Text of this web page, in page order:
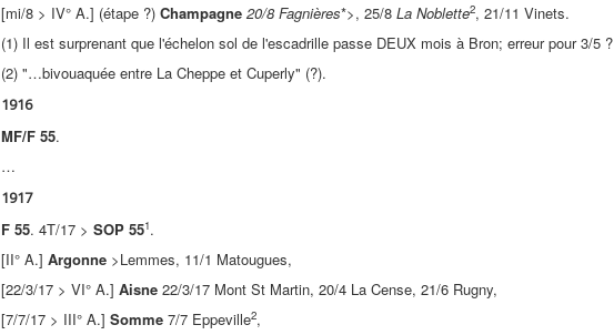
[mi/8 > IV° A.] (étape ?) Champagne 20/8 Fagnières*>, 25/8 La Noblette2, 21/11 Vinets.
(1) Il est surprenant que l'échelon sol de l'escadrille passe DEUX mois à Bron; erreur pour 3/5 ?
(2) "…bivouaquée entre La Cheppe et Cuperly" (?).
1916
MF/F 55.
…
1917
F 55. 4T/17 > SOP 551.
[II° A.] Argonne >Lemmes, 11/1 Matougues,
[22/3/17 > VI° A.] Aisne 22/3/17 Mont St Martin, 20/4 La Cense, 21/6 Rugny,
[7/7/17 > III° A.] Somme 7/7 Eppeville2,